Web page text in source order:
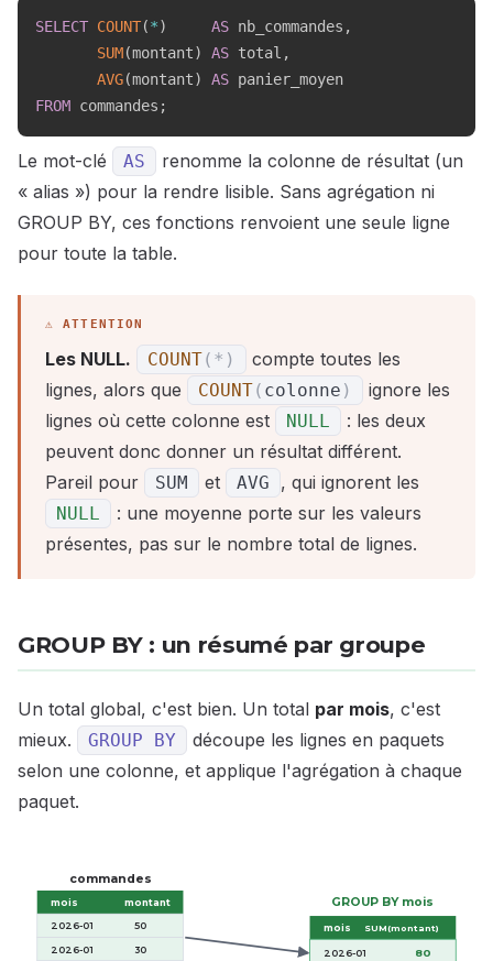
SELECT COUNT(*) AS nb_commandes ,
SUM(montant) AS total ,
AVG(montant) AS
FROM commandes ;
Le mot-clé AS
renomme la colonne de résultat (un
« alias ») pour la rendre lisible. Sans agrégation ni
GROUP BY, ces fonctions renvoient une seule ligne
pour toute la table.
Les NULL. COUNT( * )
compte toutes les
lignes, alors que
COUNT( colonne )
ignore les
lignes où cette colonne est
NULL
: les deux
peuvent donc donner un résultat différent.
Pareil pour
SUM et AVG , qui ignorent les
NULL
: une moyenne porte sur les valeurs
présentes, pas sur le nombre total de lignes.
GROUP BY : un résumé par groupe
Un total global, c'est bien. Un total par mois, c'est
mieux.
GROUP BY
découpe les lignes en paquets
selon une colonne, et applique l'agrégation à chaque
paquet.
commandes
mois
montant
2026-01
50
2026-01
30
GROUP BY mois
mois SUM(montant)
2026-01 80